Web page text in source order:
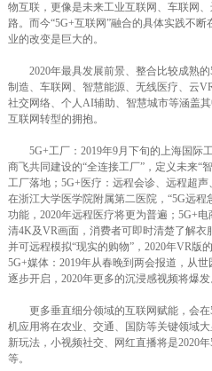
物互联，更像是未来工业互联网、车联网
路。而今“5G+互联网”融合的具体实践不
业的改变是巨大的。
2020年最具发展前景、整合比较成熟的
制造、车联网、智慧能源、无线医疗、云
社交网络、个人AI辅助、智慧城市等涵盖
互联网转型的拥抱。
5G+工厂：2019年9月下旬的上海国际
商飞共同建设的“全连接工厂”，定义未来“
工厂落地；5G+医疗：远程会诊、远程超
在浙江大学医学院附属第二医院，“5G远
功能，2020年远程医疗将更为普遍；5G+
清4K及VR画面，消费者可即时清楚了解衣
并可远程模拟“现实的购物”，2020年VR版
5G+媒体：2019年从春晚到两会报道，从
逐步开启，2020年更多的沉浸感视频将爆发
更多垂直细分领域的互联网赋能，会在
机应用将在农业、交通、国防等关键领域
新玩法，小视频社交、网红直播将是2020
等。